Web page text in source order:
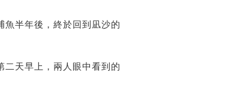
魚半年後，終於回到凪沙的
二天早上，兩人眼中看到的